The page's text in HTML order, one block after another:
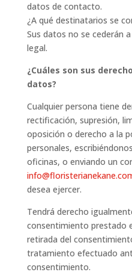
datos de contacto.
¿A qué destinatarios se
Sus datos no se cederán
legal.
¿Cuáles son sus
datos?
Cualquier persona tiene
rectificación, supresión,
oposición o derecho a la
personales,
oficinas, o enviando un
desea ejercer.
Tendrá derecho
consentimiento prestado
retirada del
tratamiento efectuado
consentimiento.